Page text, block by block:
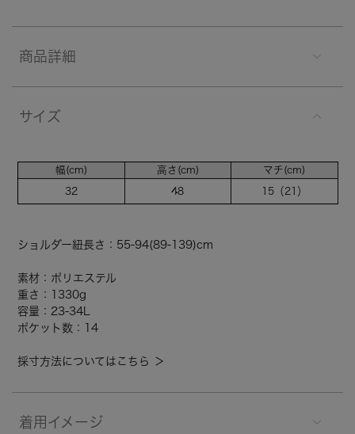
商品詳細
サイズ
幅(cm)
32
高さ(cm)
48
マチ(cm)
15（21）
ショルダー紐長さ：55-94(89-139)cm
素材：ポリエステル
重さ：1330g
容量：23-34L
ポケット数：14
採寸方法についてはこちら ＞
着用イメージ